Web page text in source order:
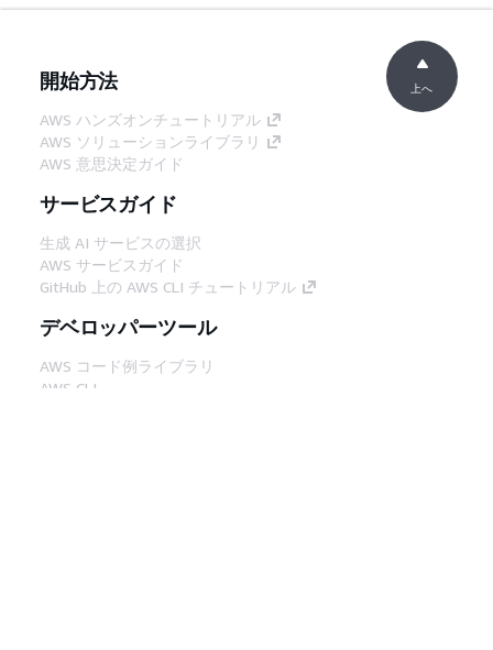
開始方法
AWS ハンズオンチュートリアル
AWS ソリューションライブラリ
AWS 意思決定ガイド
サービスガイド
生成 AI サービスの選択
AWS サービスガイド
GitHub 上の AWS CLI チュートリアル
デベロッパーツール
AWS コード例ライブラリ
AWS CLI
上へ